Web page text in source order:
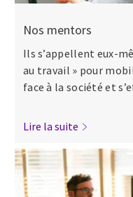
Nos mentors
Ils s’appellent eux-
au travail » pour
face à la société et
Lire la suite